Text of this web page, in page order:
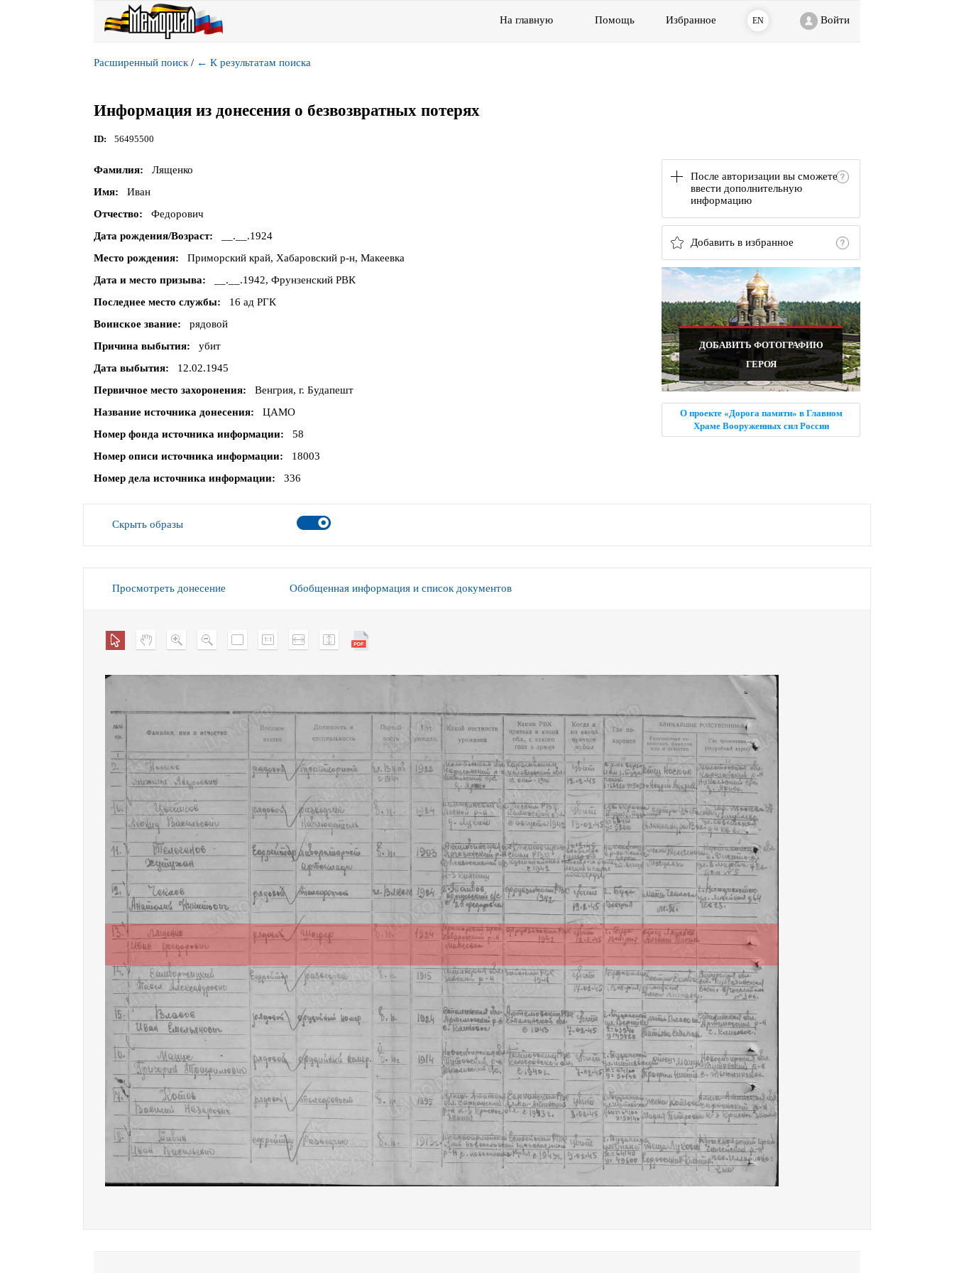
На главную Помощь Избранное EN Войти
Расширенный поиск / ← К результатам поиска
Информация из донесения о безвозвратных потерях
ID 56495500
После авторизации вы сможете
ввести дополнительную
информацию
Добавить в избранное
ДОБАВИТЬ ФОТОГРАФИЮ
ГЕРОЯ
О проекте «Дорога памяти» в Главном
Храме Вооруженных сил России
Фамилия
Лященко
Имя
Иван
Отчество
Федорович
Дата рождения/Возраст
__.__.1924
Место рождения
Приморский край, Хабаровский р-н, Макеевка
Дата и место призыва
__.__.1942, Фрунзенский РВК
Последнее место службы
16 ад РГК
Воинское звание
рядовой
Причина выбытия
убит
Дата выбытия
12.02.1945
Первичное место захоронения
Венгрия, г. Будапешт
Название источника донесения
ЦАМО
Номер фонда источника информации
58
Номер описи источника информации
18003
Номер дела источника информации
336
Скрыть образы
Просмотреть донесение Обобщенная информация и список документов